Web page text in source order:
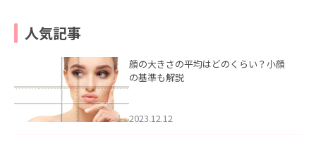
人気記事
顔の大きさの平均はどのくらい？小顔
の基準も解説
2023.12.12